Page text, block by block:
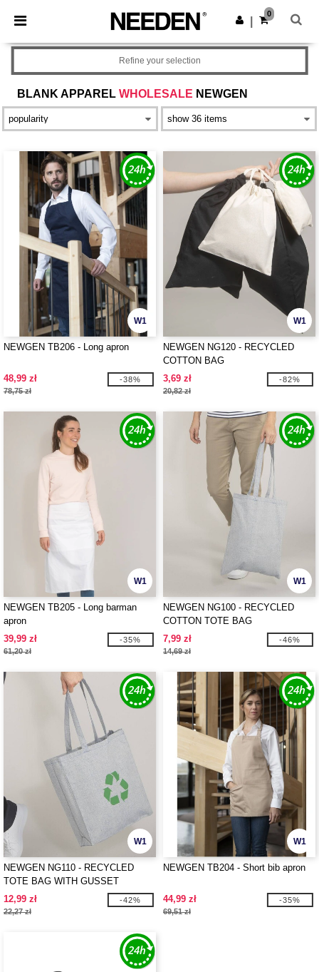
× Aplikacja Needen
Lepsze ceny w aplikacji!
Pobierz app
0
BLANK APPAREL WHOLESALE NEWGEN
Refine your selection
W1
NEWGEN TB206 - Long apron
48,99 zł
78,75 zł
-38%
W1
NEWGEN NG120 - RECYCLED
COTTON BAG
3,69 zł
20,82 zł
-82%
W1
NEWGEN TB205 - Long barman
apron
39,99 zł
61,20 zł
-35%
W1
NEWGEN NG100 - RECYCLED
COTTON TOTE BAG
7,99 zł
14,69 zł
-46%
W1
NEWGEN NG110 - RECYCLED
TOTE BAG WITH GUSSET
12,99 zł
22,27 zł
-42%
W1
NEWGEN TB204 - Short bib apron
44,99 zł
69,51 zł
-35%